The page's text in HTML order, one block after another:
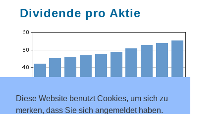
Diese Website benutzt Cookies, um sich zu
merken, dass Sie sich angemeldet haben.
Dividende pro Aktie